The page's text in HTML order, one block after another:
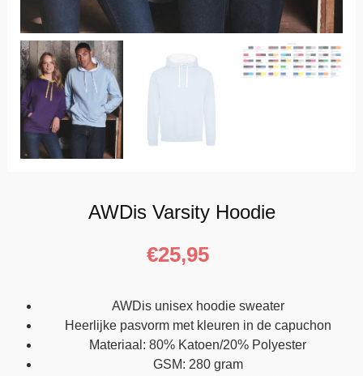
AWDis Varsity Hoodie
€25,95
AWDis unisex hoodie sweater
Heerlijke pasvorm met kleuren in de capuchon
Materiaal: 80% Katoen/20% Polyester
GSM: 280 gram